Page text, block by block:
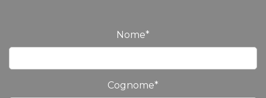
Nome*
Cognome*